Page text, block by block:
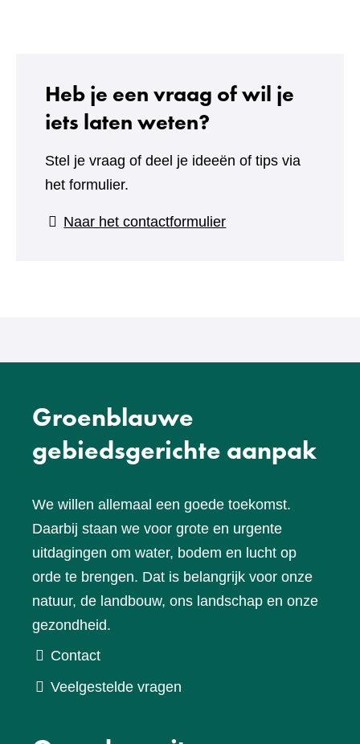
Heb je een vraag of wil je
iets laten weten?
Stel je vraag of deel je ideeën of tips via
het formulier.
Naar het contactformulier(verwijst
Groenblauwe
gebiedsgerichte aanpak
We willen allemaal een goede toekomst.
Daarbij staan we voor grote en urgente
uitdagingen om water, bodem en lucht op
orde te brengen. Dat is belangrijk voor onze
natuur, de landbouw, ons landschap en onze
gezondheid.
Contact
Veelgestelde vragen